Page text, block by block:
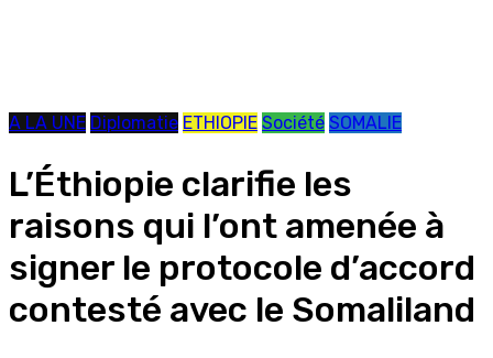
A LA UNE Diplomatie ETHIOPIE Société SOMALIE
L’Éthiopie clarifie les
raisons qui l’ont amenée à
signer le protocole d’accord
contesté avec le Somaliland